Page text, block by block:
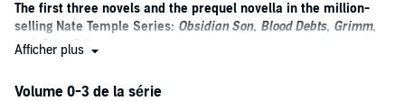
The first three novels and the prequel novella in the million-
selling Nate Temple Series: Obsidian Son, Blood Debts, Grimm,
andFairy Tale
Afficher plus
Volume 0-3 de la série